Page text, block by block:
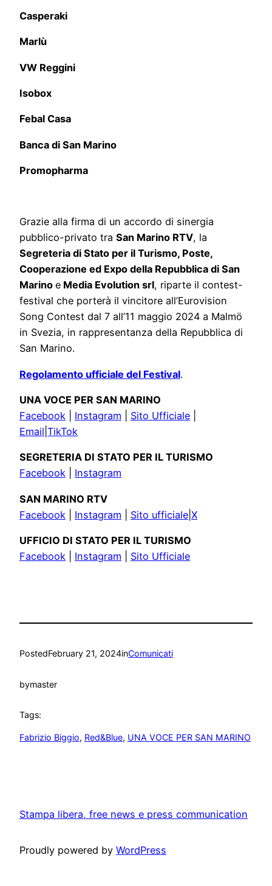
Casperaki
Marlù
VW Reggini
Isobox
Febal Casa
Banca di San Marino
Promopharma
Grazie alla firma di un accordo di sinergia
pubblico-privato tra San Marino RTV, la
Segreteria di Stato per il Turismo, Poste,
Cooperazione ed Expo della Repubblica di San
Marino e Media Evolution srl, riparte il contest-
festival che porterà il vincitore all’Eurovision
Song Contest dal 7 all’11 maggio 2024 a Malmö
in Svezia, in rappresentanza della Repubblica di
San Marino.
Regolamento ufficiale del Festival.
UNA VOCE PER SAN MARINO
Facebook
Instagram Sito Ufficiale
Email TikTok
SEGRETERIA DI STATO PER IL TURISMO
Facebook
Instagram
SAN MARINO RTV
Facebook
Instagram Sito ufficiale X
UFFICIO DI STATO PER IL TURISMO
Facebook
Instagram Sito Ufficiale
PostedFebruary 21, 2024inComunicati
bymaster
Tags:
Fabrizio Biggio, Red&Blue, UNA VOCE PER SAN MARINO
Stampa libera, free news e press communication
Proudly powered by WordPress